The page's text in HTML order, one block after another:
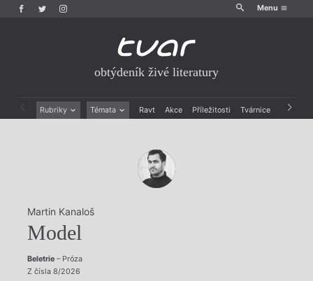
Menu
obtýdeník živé literatury
Rubriky Témata Ravt Akce Příležitosti Tvárnice Archiv
Martin Kanaloš
Model
Beletrie– Próza
Z čísla 8/2026